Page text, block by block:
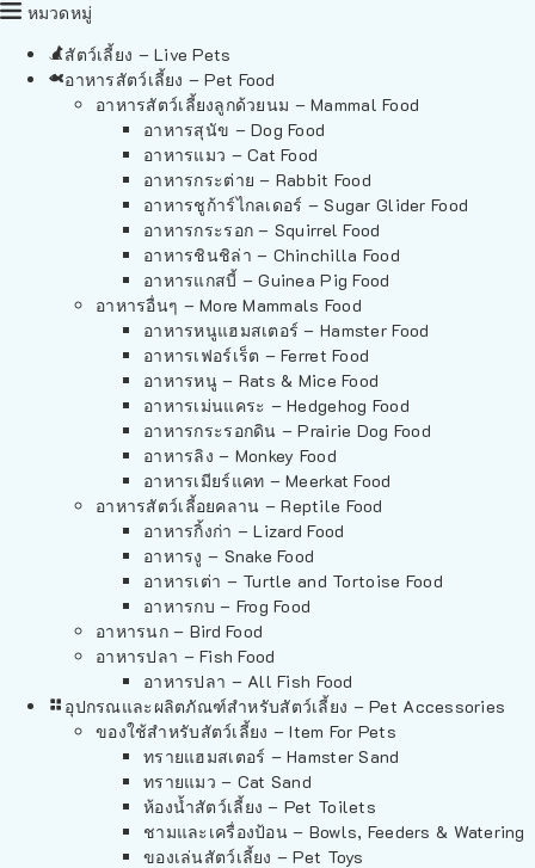
หมวดหมู่
สัตว์เลี้ยง – Live Pets
อาหารสัตว์เลี้ยง – Pet Food
อาหารสัตว์เลี้ยงลูกด้วยนม – Mammal Food
อาหารสุนัข – Dog Food
อาหารแมว – Cat Food
อาหารกระต่าย – Rabbit Food
อาหารชูก้าร์ไกลเดอร์ – Sugar Glider Food
อาหารกระรอก – Squirrel Food
อาหารชินชิล่า – Chinchilla Food
อาหารแกสบี้ – Guinea Pig Food
อาหารอื่นๆ – More Mammals Food
อาหารหนูแฮมสเตอร์ – Hamster Food
อาหารเฟอร์เร็ต – Ferret Food
อาหารหนู – Rats & Mice Food
อาหารเม่นแคระ – Hedgehog Food
อาหารกระรอกดิน – Prairie Dog Food
อาหารลิง – Monkey Food
อาหารเมียร์แคท – Meerkat Food
อาหารสัตว์เลี้อยคลาน – Reptile Food
อาหารกิ้งก่า – Lizard Food
อาหารงู – Snake Food
อาหารเต่า – Turtle and Tortoise Food
อาหารกบ – Frog Food
อาหารนก – Bird Food
อาหารปลา – Fish Food
อาหารปลา – All Fish Food
อุปกรณและผลิตภัณฑ์สำหรับสัตว์เลี้ยง – Pet Accessories
ของใช้สำหรับสัตว์เลี้ยง – Item For Pets
ทรายแฮมสเตอร์ – Hamster Sand
ทรายแมว – Cat Sand
ห้องน้ำสัตว์เลี้ยง – Pet Toilets
ชามและเครื่องป้อน – Bowls, Feeders & Watering
ของเล่นสัตว์เลี้ยง – Pet Toys